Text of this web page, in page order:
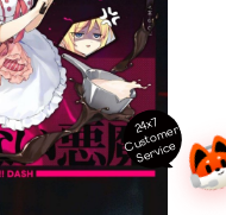
24x7
C
ust
o
m
er
S
ervi
c
e